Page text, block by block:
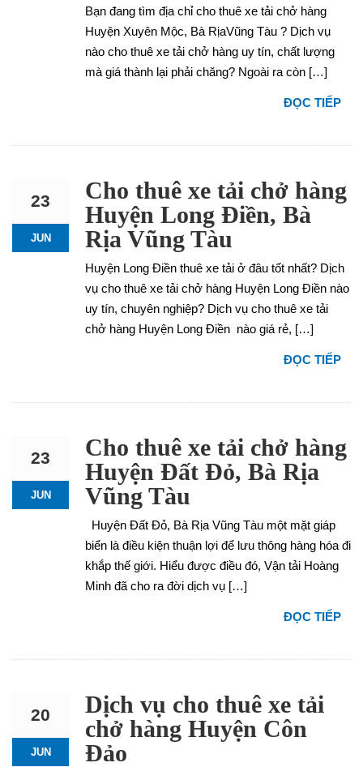
Bạn đang tìm địa chỉ cho thuê xe tải chở hàng
Huyện Xuyên Mộc, Bà RịaVũng Tàu ? Dịch vụ
nào cho thuê xe tải chở hàng uy tín, chất lượng
mà giá thành lại phải chăng? Ngoài ra còn […]
ĐỌC TIẾP
23
JUN
Cho thuê xe tải chở hàng
Huyện Long Điền, Bà
Rịa Vũng Tàu
Huyện Long Điền thuê xe tải ở đâu tốt nhất? Dịch
vụ cho thuê xe tải chở hàng Huyện Long Điền nào
uy tín, chuyên nghiệp? Dịch vụ cho thuê xe tải
chở hàng Huyện Long Điền nào giá rẻ, […]
ĐỌC TIẾP
23
JUN
Cho thuê xe tải chở hàng
Huyện Đất Đỏ, Bà Rịa
Vũng Tàu
Huyện Đất Đỏ, Bà Rịa Vũng Tàu một mặt giáp
biển là điều kiện thuận lợi để lưu thông hàng hóa đi
khắp thế giới. Hiểu được điều đó, Vận tải Hoàng
Minh đã cho ra đời dịch vụ […]
ĐỌC TIẾP
20
JUN
Dịch vụ cho thuê xe tải
chở hàng Huyện Côn
Đảo